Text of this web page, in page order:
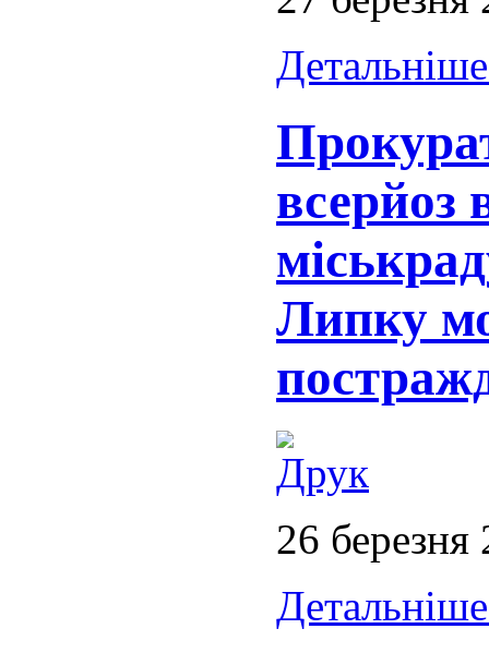
всерйоз
Липку
26 березня